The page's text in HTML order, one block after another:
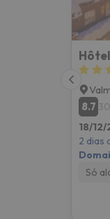
8.7
18/
2 dias
Só